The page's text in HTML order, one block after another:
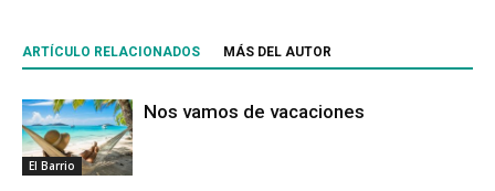
ARTÍCULO RELACIONADOS MÁS DEL AUTOR
El Barrio
Nos vamos de vacaciones